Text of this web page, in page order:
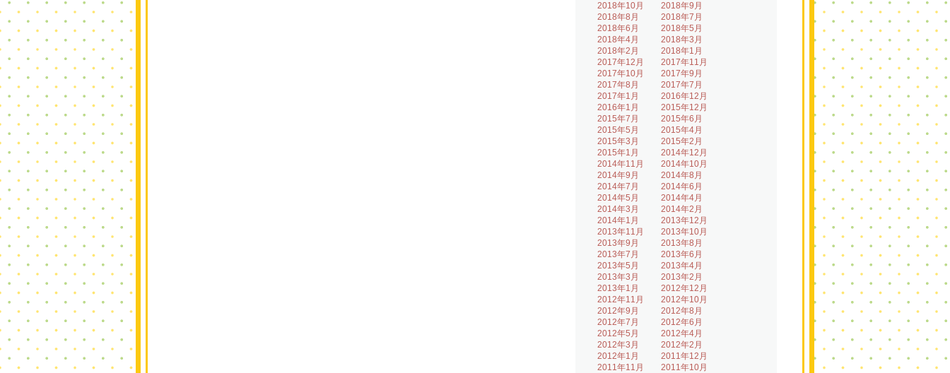
2018年10月
2018年9月
2018年8月
2018年7月
2018年6月
2018年5月
2018年4月
2018年3月
2018年2月
2018年1月
2017年12月
2017年11月
2017年10月
2017年9月
2017年8月
2017年7月
2017年1月
2016年12月
2016年1月
2015年12月
2015年7月
2015年6月
2015年5月
2015年4月
2015年3月
2015年2月
2015年1月
2014年12月
2014年11月
2014年10月
2014年9月
2014年8月
2014年7月
2014年6月
2014年5月
2014年4月
2014年3月
2014年2月
2014年1月
2013年12月
2013年11月
2013年10月
2013年9月
2013年8月
2013年7月
2013年6月
2013年5月
2013年4月
2013年3月
2013年2月
2013年1月
2012年12月
2012年11月
2012年10月
2012年9月
2012年8月
2012年7月
2012年6月
2012年5月
2012年4月
2012年3月
2012年2月
2012年1月
2011年12月
2011年11月
2011年10月